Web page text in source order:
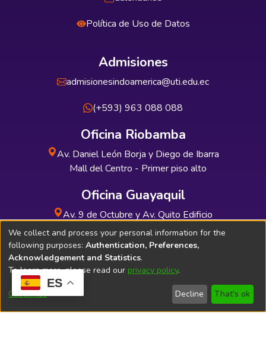
ES
Política de Uso de Datos
Admisiones
admisionesindoamerica@uti.edu.ec
(+593) 963 088 088
Oficina Riobamba
Av. Daniel León Borja y Diego de Ibarra
Mall del Centro - Primer piso alto
Oficina Guayaquil
Av. 9 de Octubre y Av. Quito Edificio
INDUAUTO - Planta baja
Soporte Técnico Bibliolatino.com
We collect and process your personal information for the
following purposes: Authentication, Preferences,
Acknowledgement and Statistics.
To learn more, please read our privacy policy.
Customize Decline That's ok